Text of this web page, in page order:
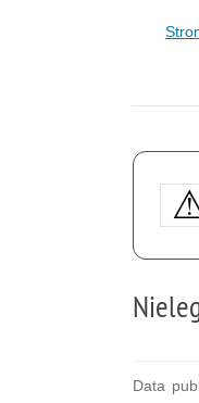
Data